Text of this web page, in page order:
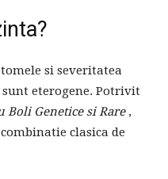
si severitatea
eterogene. Potrivit
Genetice si Rare,
clasica de